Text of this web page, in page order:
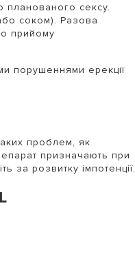
планованого сексу.
соком). Разова
прийому
порушеннями ерекції
проблем, як
призначають при
за розвитку імпотенції.